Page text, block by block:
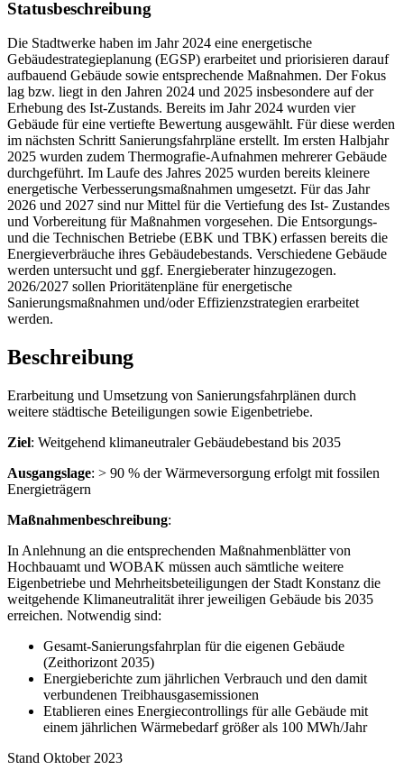
Statusbeschreibung
Die Stadtwerke haben im Jahr 2024 eine energetische
Gebäudestrategieplanung (EGSP) erarbeitet und priorisieren darauf
aufbauend Gebäude sowie entsprechende Maßnahmen. Der Fokus
lag bzw. liegt in den Jahren 2024 und 2025 insbesondere auf der
Erhebung des Ist-Zustands. Bereits im Jahr 2024 wurden vier
Gebäude für eine vertiefte Bewertung ausgewählt. Für diese werden
im nächsten Schritt Sanierungsfahrpläne erstellt. Im ersten Halbjahr
2025 wurden zudem Thermografie-Aufnahmen mehrerer Gebäude
durchgeführt. Im Laufe des Jahres 2025 wurden bereits kleinere
energetische Verbesserungsmaßnahmen umgesetzt. Für das Jahr
2026 und 2027 sind nur Mittel für die Vertiefung des Ist- Zustandes
und Vorbereitung für Maßnahmen vorgesehen. Die Entsorgungs-
und die Technischen Betriebe (EBK und TBK) erfassen bereits die
Energieverbräuche ihres Gebäudebestands. Verschiedene Gebäude
werden untersucht und ggf. Energieberater hinzugezogen.
2026/2027 sollen Prioritätenpläne für energetische
Sanierungsmaßnahmen und/oder Effizienzstrategien erarbeitet
werden.
Beschreibung
Erarbeitung und Umsetzung von Sanierungsfahrplänen durch
weitere städtische Beteiligungen sowie Eigenbetriebe.
Ziel: Weitgehend klimaneutraler Gebäudebestand bis 2035
Ausgangslage: > 90 % der Wärmeversorgung erfolgt mit fossilen
Energieträgern
Maßnahmenbeschreibung:
In Anlehnung an die entsprechenden Maßnahmenblätter von
Hochbauamt und WOBAK müssen auch sämtliche weitere
Eigenbetriebe und Mehrheitsbeteiligungen der Stadt Konstanz die
weitgehende Klimaneutralität ihrer jeweiligen Gebäude bis 2035
erreichen. Notwendig sind:
Gesamt-Sanierungsfahrplan für die eigenen Gebäude
(Zeithorizont 2035)
Energieberichte zum jährlichen Verbrauch und den damit
verbundenen Treibhausgasemissionen
Etablieren eines Energiecontrollings für alle Gebäude mit
einem jährlichen Wärmebedarf größer als 100 MWh/Jahr
Stand Oktober 2023